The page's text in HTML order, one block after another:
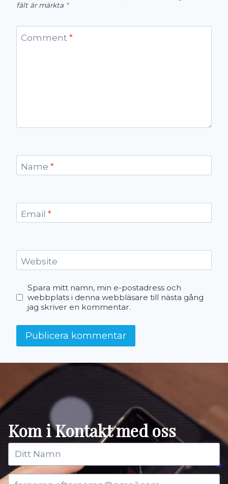
fält är märkta *
Comment *
Name *
Email *
Website
Spara mitt namn, min e-postadress och
webbplats i denna webbläsare till nästa gång
jag skriver en kommentar.
Kom i Kontakt med oss